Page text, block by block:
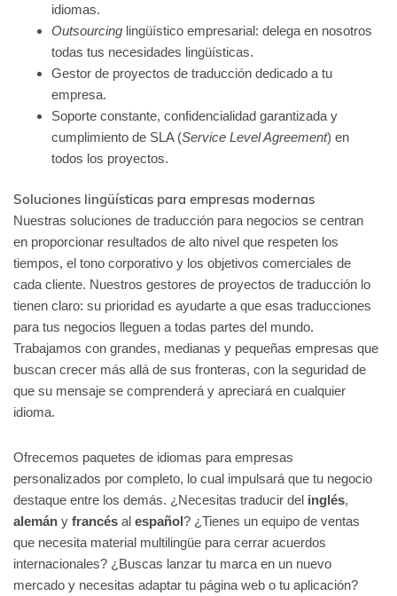
idiomas.
Outsourcinglingüístico empresarial: delega en nosotros
todas tus necesidades lingüísticas.
Gestor de proyectos de traducción dedicado a tu
empresa.
Soporte constante, confidencialidad garantizada y
cumplimiento de SLA (Service Level Agreement) en
todos los proyectos.
Soluciones lingüísticas para empresas modernas
Nuestras soluciones de traducción para negocios se centran
en proporcionar resultados de alto nivel que respeten los
tiempos, el tono corporativo y los objetivos comerciales de
cada cliente. Nuestros gestores de proyectos de traducción lo
tienen claro: su prioridad es ayudarte a que esas traducciones
para tus negocios lleguen a todas partes del mundo.
Trabajamos con grandes, medianas y pequeñas empresas que
buscan crecer más allá de sus fronteras, con la seguridad de
que su mensaje se comprenderá y apreciará en cualquier
idioma.
Ofrecemos paquetes de idiomas para empresas
personalizados por completo, lo cual impulsará que tu negocio
destaque entre los demás. ¿Necesitas traducir del inglés,
alemán y francés al español? ¿Tienes un equipo de ventas
que necesita material multilingüe para cerrar acuerdos
internacionales? ¿Buscas lanzar tu marca en un nuevo
mercado y necesitas adaptar tu página web o tu aplicación?